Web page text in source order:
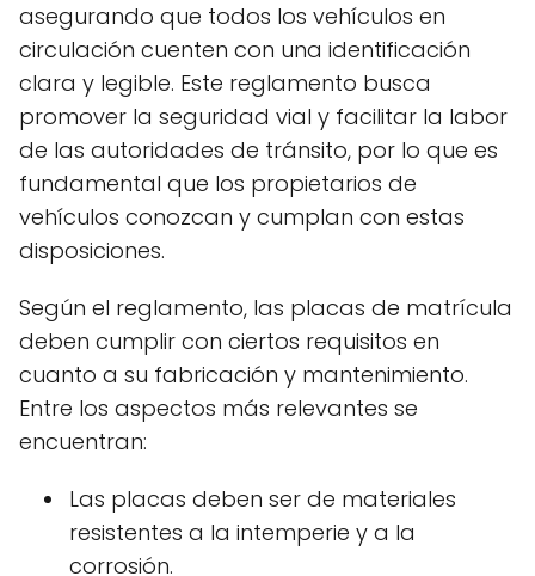
asegurando que todos los vehículos en
circulación cuenten con una identificación
clara y legible. Este reglamento busca
promover la seguridad vial y facilitar la labor
de las autoridades de tránsito, por lo que es
fundamental que los propietarios de
vehículos conozcan y cumplan con estas
disposiciones.
Según el reglamento, las placas de matrícula
deben cumplir con ciertos requisitos en
cuanto a su fabricación y mantenimiento.
Entre los aspectos más relevantes se
encuentran:
Las placas deben ser de materiales
resistentes a la intemperie y a la
corrosión.